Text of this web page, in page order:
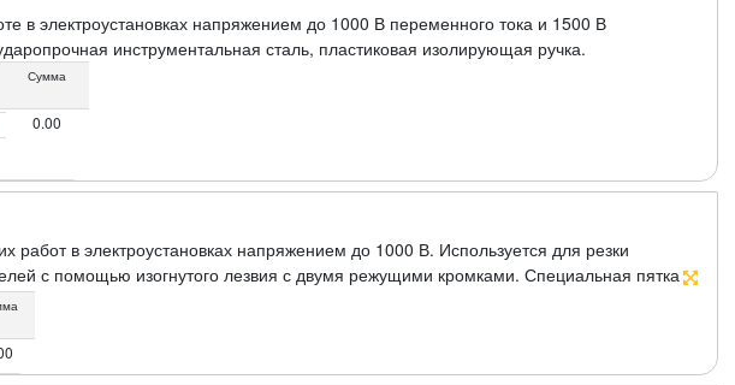
в электроустановках напряжением до 1000 В переменного тока и 1500 В
инструментальная сталь, пластиковая изолирующая ручка.
Сумма
0.00
работ в электроустановках напряжением до 1000 В. Используется для резки
с помощью изогнутого лезвия с двумя режущими кромками. Специальная пятка
повреждение оболочки проводника. Материал: нержавеющая сталь, пластиковая
двойной блистер.